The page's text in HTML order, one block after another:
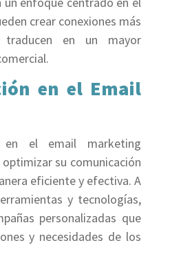
crear conexiones más
en un mayor
en el Email
en el email marketing
su comunicación
eficiente y efectiva. A
y tecnologías,
personalizadas que
y necesidades de los